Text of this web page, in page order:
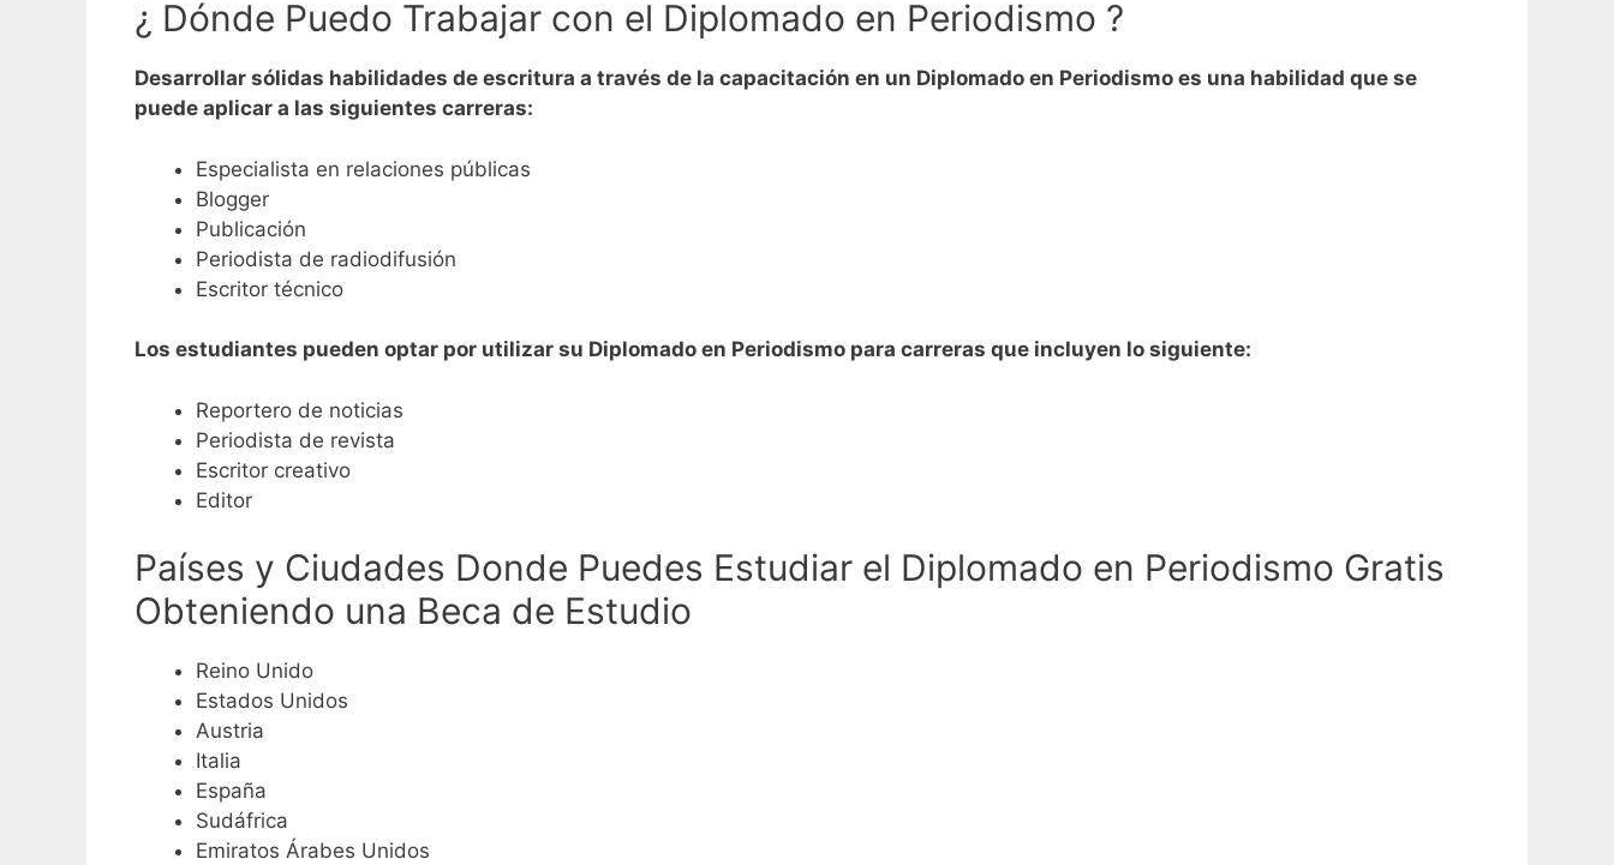
¿ Dónde Puedo Trabajar con el Diplomado en Periodismo ?
Desarrollar sólidas habilidades de escritura a través de la capacitación en un Diplomado en Periodismo es una habilidad que se
puede aplicar a las siguientes carreras:
Especialista en relaciones públicas
Blogger
Publicación
Periodista de radiodifusión
Escritor técnico
Los estudiantes pueden optar por utilizar su Diplomado en Periodismo para carreras que incluyen lo siguiente:
Reportero de noticias
Periodista de revista
Escritor creativo
Editor
Países y Ciudades Donde Puedes Estudiar el Diplomado en Periodismo Gratis
Obteniendo una Beca de Estudio
Reino Unido
Estados Unidos
Austria
Italia
España
Sudáfrica
Emiratos Árabes Unidos